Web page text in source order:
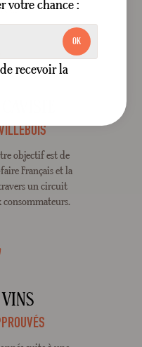
?
objectif est de
Français et la
un circuit
votre chance :
OK
recevoir la